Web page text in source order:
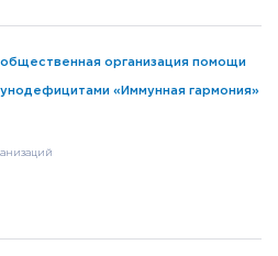
организация помощи
«Иммунная гармония»